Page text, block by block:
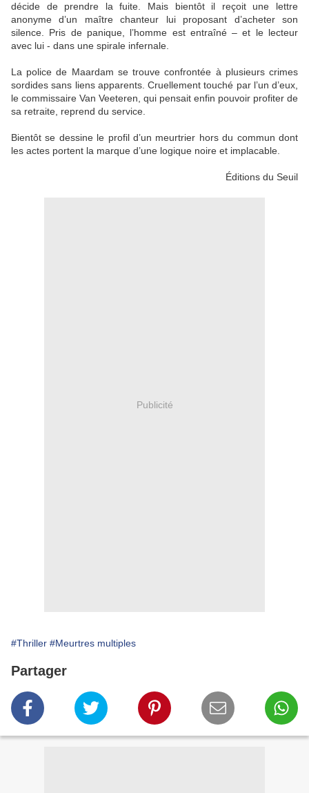
décide de prendre la fuite. Mais bientôt il reçoit une lettre
anonyme d’un maître chanteur lui proposant d’acheter son
silence. Pris de panique, l’homme est entraîné – et le lecteur
avec lui - dans une spirale infernale.
La police de Maardam se trouve confrontée à plusieurs crimes
sordides sans liens apparents. Cruellement touché par l’un d’eux,
le commissaire Van Veeteren, qui pensait enfin pouvoir profiter de
sa retraite, reprend du service.
Bientôt se dessine le profil d’un meurtrier hors du commun dont
les actes portent la marque d’une logique noire et implacable.
Éditions du Seuil
Publicité
#Thriller #Meurtres multiples
Partager